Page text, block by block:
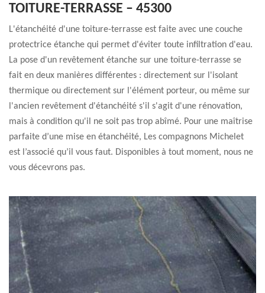
TOITURE-TERRASSE – 45300
L'étanchéité d'une toiture-terrasse est faite avec une couche
protectrice étanche qui permet d'éviter toute infiltration d'eau.
La pose d'un revêtement étanche sur une toiture-terrasse se
fait en deux manières différentes : directement sur l'isolant
thermique ou directement sur l'élément porteur, ou même sur
l'ancien revêtement d'étanchéité s'il s'agit d'une rénovation,
mais à condition qu'il ne soit pas trop abîmé. Pour une maîtrise
parfaite d’une mise en étanchéité, Les compagnons Michelet
est l’associé qu’il vous faut. Disponibles à tout moment, nous ne
vous décevrons pas.